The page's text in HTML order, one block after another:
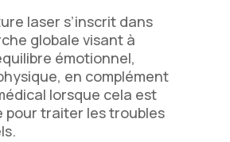
laser s’inscrit dans
globale visant à
émotionnel,
en complément
lorsque cela est
pour traiter les troubles